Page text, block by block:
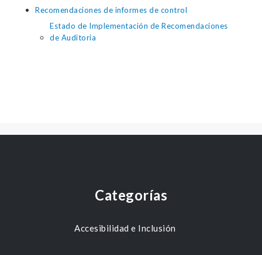
Recomendaciones de informes de control
Estado de Implementación de Recomendaciones
de Auditoria
Categorías
Accesibilidad e Inclusión